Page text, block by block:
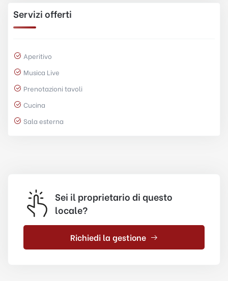
Servizi offerti
Aperitivo
Musica Live
Prenotazioni tavoli
Cucina
Sala esterna
Sei il proprietario di questo
locale?
Richiedi la gestione